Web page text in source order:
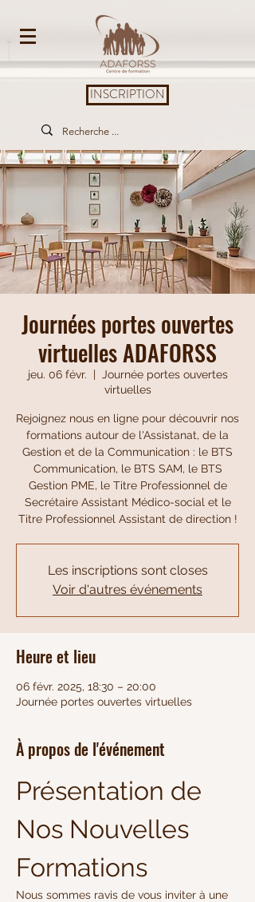
INSCRIPTION
Journées portes ouvertes
virtuelles ADAFORSS
jeu. 06 févr.
  |
Journée portes ouvertes
virtuelles
Rejoignez nous en ligne pour découvrir nos
formations autour de l'Assistanat, de la
Gestion et de la Communication : le BTS
Communication, le BTS SAM, le BTS
Gestion PME, le Titre Professionnel de
Secrétaire Assistant Médico-social et le
Titre Professionnel Assistant de direction !
Les inscriptions sont closes
Voir d'autres événements
Heure et lieu
06 févr. 2025, 18:30 – 20:00
Journée portes ouvertes virtuelles
À propos de l'événement
Présentation de
Nos Nouvelles
Formations
Nous sommes ravis de vous inviter à une